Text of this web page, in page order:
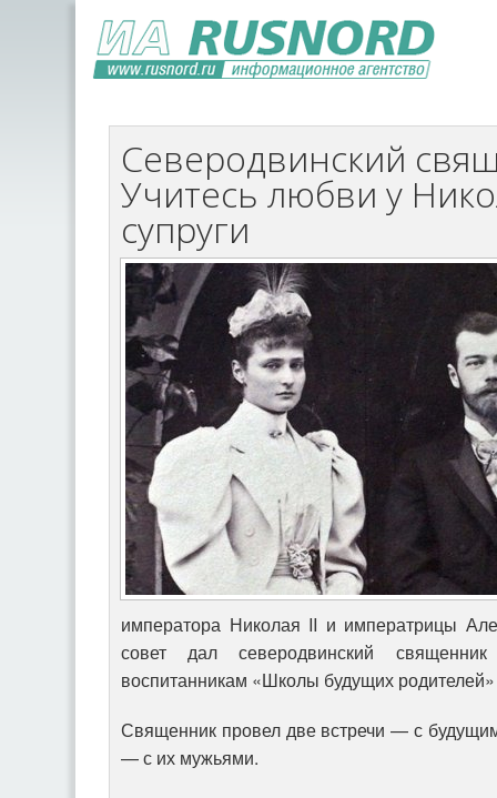
Северодвинский
Учитесь любви у
супруги
императора Николая II и императрицы
совет дал северодвинский
воспитанникам «Школы будущих
Священник провел две встречи — с
— с их мужьями.